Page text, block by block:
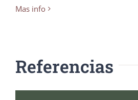
Mas info
Referencias